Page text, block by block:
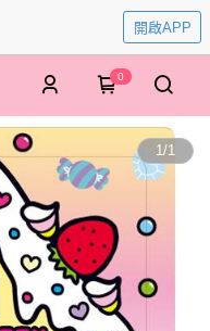
開啟APP
0
1/1